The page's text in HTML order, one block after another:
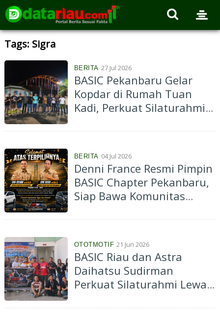
Tags: Sigra
BERITA 27 Jul 2026
BASIC Pekanbaru Gelar
Kopdar di Rumah Tuan
Kadi, Perkuat Silaturahmi
Cagar Budaya
BERITA 04 Jul 2026
Denni France Resmi Pimpin
BASIC Chapter Pekanbaru,
Siap Bawa Komunitas
Positif untuk Masyarakat
OTOTMOTIF 21 Jun 2026
BASIC Riau dan Astra
Daihatsu Sudirman
Perkuat Silaturahmi Lewat